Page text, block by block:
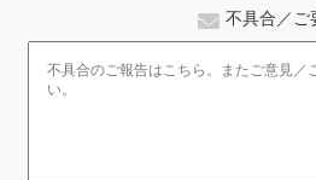
不具合／ご